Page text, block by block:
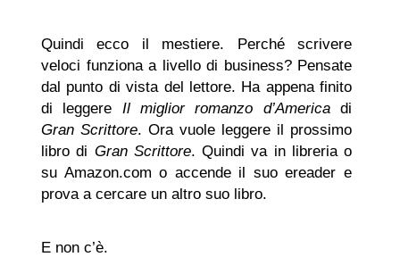
Quindi ecco il mestiere. Perché scrivere
veloci funziona a livello di business? Pensate
dal punto di vista del lettore. Ha appena finito
di leggere Il miglior romanzo d’Americadi
Gran Scrittore. Ora vuole leggere il prossimo
libro di Gran Scrittore. Quindi va in libreria o
su Amazon.com o accende il suo ereader e
prova a cercare un altro suo libro.
E non c’è.